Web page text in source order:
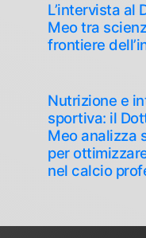
L’intervista al
Meo tra
frontiere
Nutrizione e
sportiva: il
Meo analizza
per
nel calcio